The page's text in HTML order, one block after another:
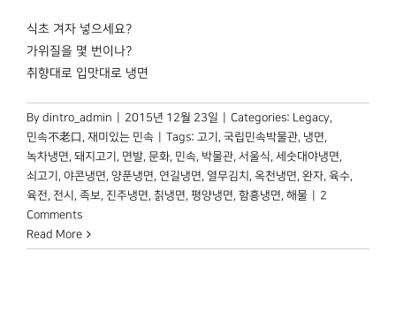
식초 겨자 넣으세요?
가위질을 몇 번이나?
취향대로 입맛대로 냉면
By dintro_admin 2015년 12월 23일 Categories: Legacy,
민속不老口 , 재미있는 민속 Tags: 고기 , 국립민속박물관, 냉면,
녹차냉면, 돼지고기 , 면발, 문화, 민속, 박물관, 서울식, 세숫대야냉면,
쇠고기 , 야콘냉면, 양푼냉면, 연길냉면, 열무김치 , 옥천냉면, 완자, 육수,
육전, 전시 , 족보, 진주냉면, 칡냉면, 평양냉면, 함흥냉면, 해물
2
Comments
Read More